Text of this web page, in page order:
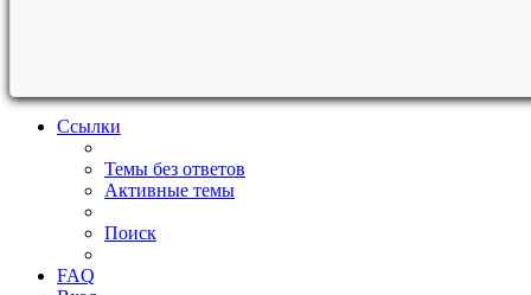
Ссылки
Темы без ответов
Активные темы
Поиск
FAQ